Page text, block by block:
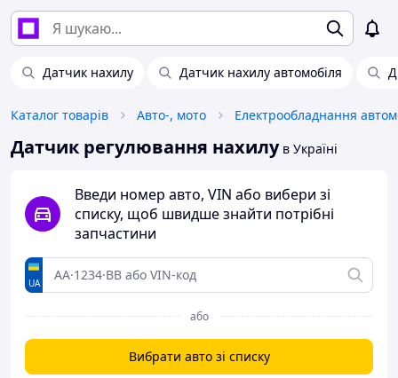
Датчик нахилу Датчик нахилу автомобіля
Каталог товарів Авто-, мото Електрообладнання
Датчик регулювання нахилув Україні
Введи номер авто, VIN або вибери зі
списку, щоб швидше знайти потрібні
запчастини
UA
або
Вибрати авто зі списку